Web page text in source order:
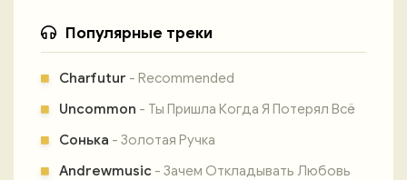
Популярные треки
Charfutur - Recommended
Uncommon - Ты Пришла Когда Я Потерял Всё
Сонька - Золотая Ручка
Andrewmusic - Зачем Откладывать Любовь